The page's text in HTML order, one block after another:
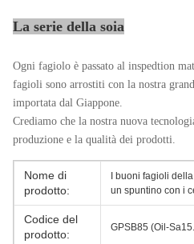
La serie della soia
Ogni fagiolo è passato al inspedtion
fagioli sono arrostiti con la nostra
importata dal Giappone.
Crediamo che la nostra nuova
produzione e la qualità dei prodotti.
Nome di
prodotto:
I buoni fagioli
un spuntino con i
Codice del
prodotto:
GPSB85 (Oil-